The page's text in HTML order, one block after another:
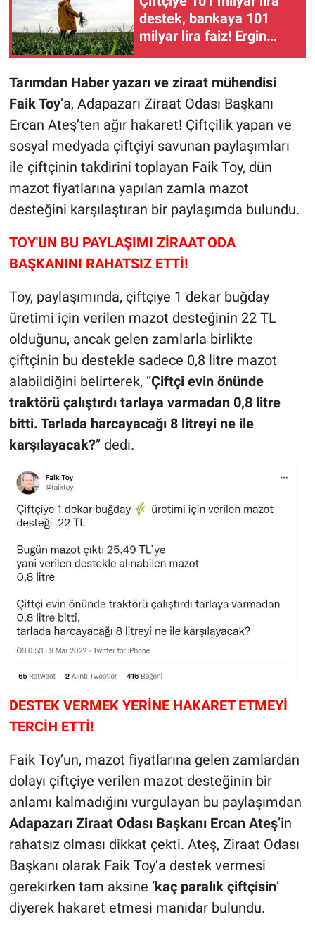
destek, bankaya 101
milyar lira faiz! Ergin
Kahveci: "Bu yol yol
Tarımdan Haber yazarı ve ziraat mühendisi
Faik Toy’a, Adapazarı Ziraat Odası Başkanı
Ercan Ateş’ten ağır hakaret! Çiftçilik yapan ve
sosyal medyada çiftçiyi savunan paylaşımları
ile çiftçinin takdirini toplayan Faik Toy, dün
mazot fiyatlarına yapılan zamla mazot
desteğini karşılaştıran bir paylaşımda bulundu.
TOY'UN BU PAYLAŞIMI ZİRAAT ODA
BAŞKANINI RAHATSIZ ETTİ!
Toy, paylaşımında, çiftçiye 1 dekar buğday
üretimi için verilen mazot desteğinin 22 TL
olduğunu, ancak gelen zamlarla birlikte
çiftçinin bu destekle sadece 0,8 litre mazot
alabildiğini belirterek, “Çiftçi evin önünde
traktörü çalıştırdı tarlaya varmadan 0,8 litre
bitti. Tarlada harcayacağı 8 litreyi ne ile
karşılayacak?” dedi.
DESTEK VERMEK YERİNE HAKARET ETMEYİ
TERCİH ETTİ!
Faik Toy’un, mazot fiyatlarına gelen zamlardan
dolayı çiftçiye verilen mazot desteğinin bir
anlamı kalmadığını vurgulayan bu paylaşımdan
Adapazarı Ziraat Odası Başkanı Ercan Ateş’in
rahatsız olması dikkat çekti. Ateş, Ziraat Odası
Başkanı olarak Faik Toy’a destek vermesi
gerekirken tam aksine ‘kaç paralık çiftçisin’
diyerek hakaret etmesi manidar bulundu.